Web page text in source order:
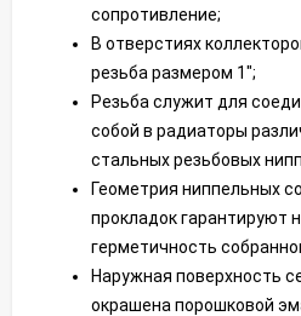
сопротивление;
В отверстиях
резьба размером 1";
Резьба служит для
собой в радиаторы
стальных резьбовых
Геометрия ниппельных
прокладок гарантируют
герметичность
Наружная поверхность
окрашена порошковой